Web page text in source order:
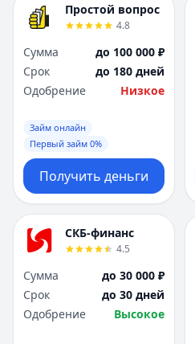
Простой вопрос
4.8
Сумма
до 100 000 ₽
Срок
до 180 дней
Одобрение
Низкое
Займ онлайн
Первый займ 0%
Получить деньги
СКБ-финанс
4.5
Сумма
до 30 000 ₽
Срок
до 30 дней
Одобрение
Высокое